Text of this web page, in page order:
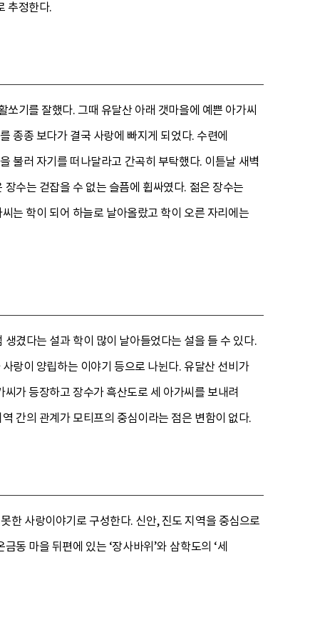
추정한다.
기를 잘했다. 그때 유달산 아래 갯마을에 예쁜 아가씨
종종 보다가 결국 사랑에 빠지게 되었다. 수련에
불러 자기를 떠나달라고 간곡히 부탁했다. 이튿날 새벽
수는 걷잡을 수 없는 슬픔에 휩싸였다. 젊은 장수는
는 학이 되어 하늘로 날아올랐고 학이 오른 자리에는
겼다는 설과 학이 많이 날아들었다는 설을 들 수 있다.
랑이 양립하는 이야기 등으로 나뉜다. 유달산 선비가
가 등장하고 장수가 흑산도로 세 아가씨를 보내려
간의 관계가 모티프의 중심이라는 점은 변함이 없다.
한 사랑이야기로 구성한다. 신안, 진도 지역을 중심으로
동 마을 뒤편에 있는 ‘장사바위’와 삼학도의 ‘세